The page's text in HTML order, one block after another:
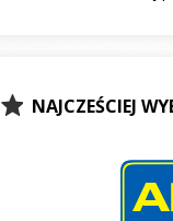
NAJCZEŚCIEJ